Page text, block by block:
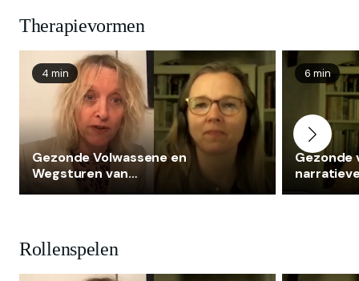
Therapievormen
4 min
Gezonde Volwassene en
Wegsturen van
6 min
Gezonde
Rollenspelen